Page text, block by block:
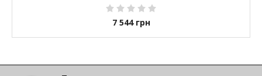
7 544 грн